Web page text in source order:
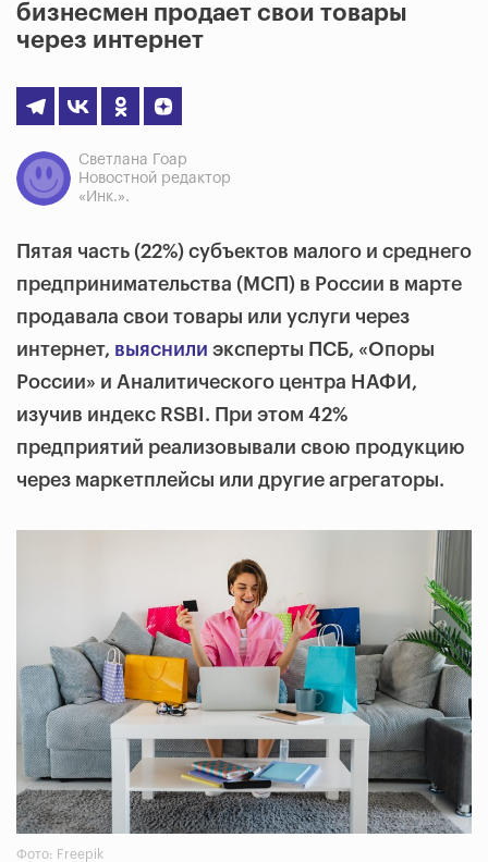
бизнесмен продает свои товары
через интернет
Светлана Гоар
Новостной редактор
«Инк.».
Пятая часть (22%) субъектов малого и среднего
предпринимательства (МСП) в России в марте
продавала свои товары или услуги через
интернет, выяснили эксперты ПСБ, «Опоры
России» и Аналитического центра НАФИ,
изучив индекс RSBI. При этом 42%
предприятий реализовывали свою продукцию
через маркетплейсы или другие агрегаторы.
Фото: Freepik